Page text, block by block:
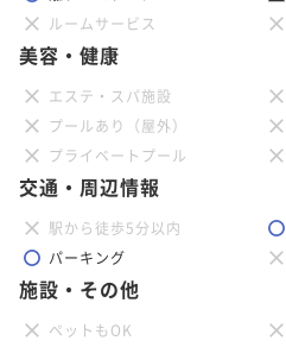
ルームサービス
美容・健康
エステ・スパ施設
プールあり（屋外）
プライベートプール
交通・周辺情報
駅から徒歩5分以内
パーキング
施設・その他
ペットもOK